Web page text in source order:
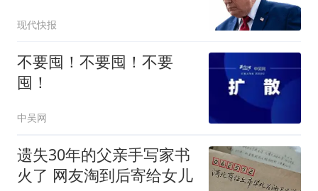
现代快报
不要囤！不要囤！不要
囤！
中吴网
遗失30年的父亲手写家书
火了 网友淘到后寄给女儿